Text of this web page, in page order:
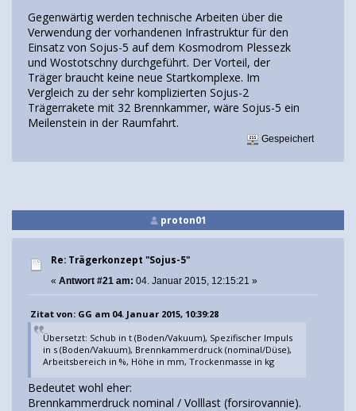
Gegenwärtig werden technische Arbeiten über die
Verwendung der vorhandenen Infrastruktur für den
Einsatz von Sojus-5 auf dem Kosmodrom Plessezk
und Wostotschny durchgeführt. Der Vorteil, der
Träger braucht keine neue Startkomplexe. Im
Vergleich zu der sehr komplizierten Sojus-2
Trägerrakete mit 32 Brennkammer, wäre Sojus-5 ein
Meilenstein in der Raumfahrt.
Gespeichert
proton01
Re: Trägerkonzept "Sojus-5"
« Antwort #21 am: 04. Januar 2015, 12:15:21 »
Zitat von: GG am 04. Januar 2015, 10:39:28
Übersetzt: Schub in t (Boden/Vakuum), Spezifischer Impuls
in s (Boden/Vakuum), Brennkammerdruck (nominal/Düse),
Arbeitsbereich in %, Höhe in mm, Trockenmasse in kg
Bedeutet wohl eher:
Brennkammerdruck nominal / Volllast (forsirovannie).